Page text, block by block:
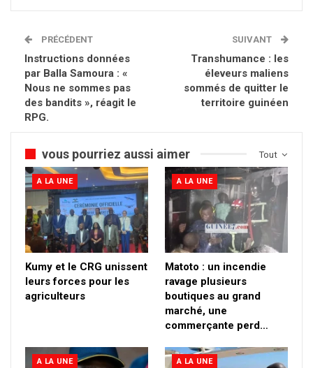
PRÉCÉDENT
Instructions données
par Balla Samoura : «
Nous ne sommes pas
des bandits », réagit le
RPG.
SUIVANT
Transhumance : les
éleveurs maliens
sommés de quitter le
territoire guinéen
Tout
vous pourriez aussi aimer
A LA UNE
Kumy et le CRG unissent
leurs forces pour les
agriculteurs
A LA UNE
Matoto : un incendie
ravage plusieurs
boutiques au grand
marché, une
commerçante perd…
A LA UNE A LA UNE